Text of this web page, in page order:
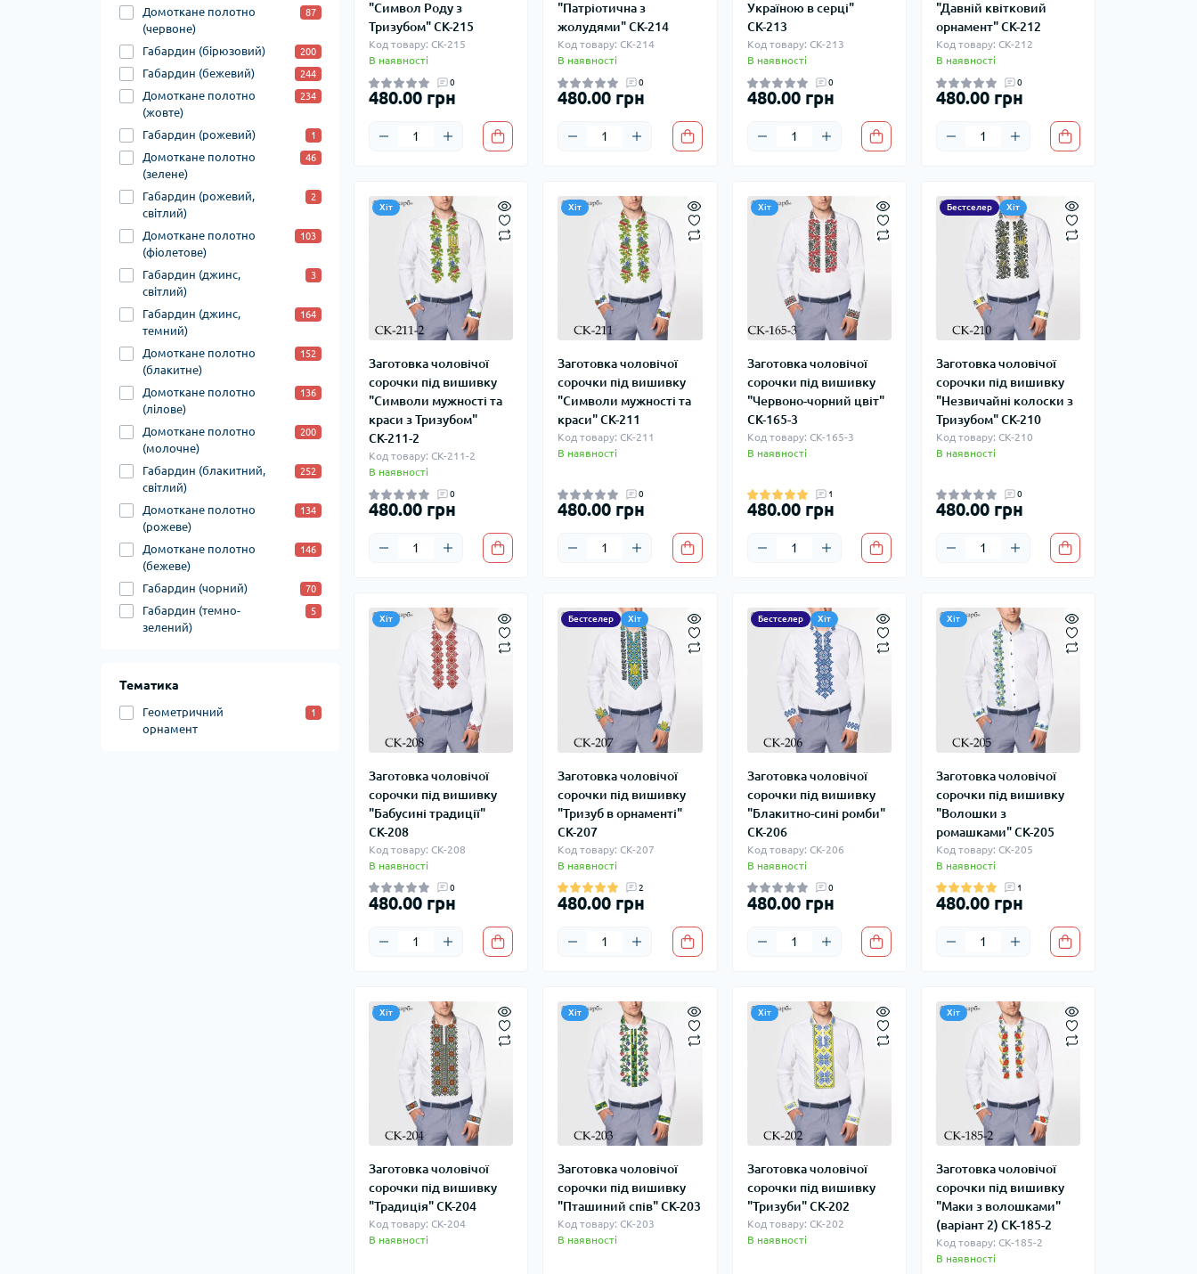
Домоткане полотно
(червоне)
87
Габардин (бірюзовий) 200
Габардин (бежевий) 244
Домоткане полотно
(жовте)
234
Габардин (рожевий) 1
Домоткане полотно
(зелене)
46
Габардин (рожевий,
світлий)
2
Домоткане полотно
(фіолетове)
103
Габардин (джинс,
світлий)
3
Габардин (джинс,
темний)
164
Домоткане полотно
(блакитне)
152
Домоткане полотно
(лілове)
136
Домоткане полотно
(молочне)
200
Габардин (блакитний,
світлий)
252
Домоткане полотно
(рожеве)
134
Домоткане полотно
(бежеве)
146
Габардин (чорний) 70
Габардин (темно-
зелений)
5
Тематика
Геометричний
орнамент
1
"Символ Роду з
Тризубом" СК-215
Код товару: СК-215
В наявності
0
480.00 грн
"Патріотична з
жолудями" СК-214
Код товару: СК-214
В наявності
0
480.00 грн
Україною в серці"
СК-213
Код товару: СК-213
В наявності
0
480.00 грн
"Давній квітковий
орнамент" СК-212
Код товару: СК-212
В наявності
0
480.00 грн
Хіт
Заготовка чоловічої
сорочки під вишивку
"Символи мужності та
краси з Тризубом"
СК-211-2
Код товару: СК-211-2
В наявності
0
480.00 грн
Хіт
Заготовка чоловічої
сорочки під вишивку
"Символи мужності та
краси" СК-211
Код товару: СК-211
В наявності
0
480.00 грн
Хіт
Заготовка чоловічої
сорочки під вишивку
"Червоно-чорний цвіт"
СК-165-3
Код товару: СК-165-3
В наявності
1
480.00 грн
Бестселер Хіт
Заготовка чоловічої
сорочки під вишивку
"Незвичайні колоски з
Тризубом" СК-210
Код товару: СК-210
В наявності
0
480.00 грн
Хіт
Заготовка чоловічої
сорочки під вишивку
"Бабусині традиції"
СК-208
Код товару: СК-208
В наявності
0
480.00 грн
Бестселер Хіт
Заготовка чоловічої
сорочки під вишивку
"Тризуб в орнаменті"
СК-207
Код товару: СК-207
В наявності
2
480.00 грн
Бестселер Хіт
Заготовка чоловічої
сорочки під вишивку
"Блакитно-сині ромби"
СК-206
Код товару: СК-206
В наявності
0
480.00 грн
Хіт
Заготовка чоловічої
сорочки під вишивку
"Волошки з
ромашками" СК-205
Код товару: СК-205
В наявності
1
480.00 грн
Хіт
Заготовка чоловічої
сорочки під вишивку
"Традиція" СК-204
Код товару: СК-204
В наявності
Хіт
Заготовка чоловічої
сорочки під вишивку
"Пташиний спів" СК-203
Код товару: СК-203
В наявності
Хіт
Заготовка чоловічої
сорочки під вишивку
"Тризуби" СК-202
Код товару: СК-202
В наявності
Хіт
Заготовка чоловічої
сорочки під вишивку
"Маки з волошками"
(варіант 2) СК-185-2
Код товару: СК-185-2
В наявності